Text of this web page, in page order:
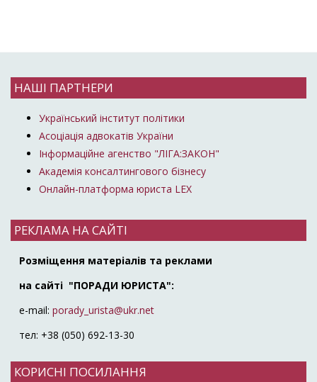
НАШІ ПАРТНЕРИ
Український інститут політики
Асоціація адвокатів України
Інформаційне агенство "ЛІГА:ЗАКОН"
Академія консалтингового бізнесу
Онлайн-платформа юриста LEX
РЕКЛАМА НА САЙТІ
Розміщення матеріалів та реклами
на сайті "ПОРАДИ ЮРИСТА":
e-mail: porady_urista@ukr.net
тел: +38 (050) 692-13-30
КОРИСНІ ПОСИЛАННЯ